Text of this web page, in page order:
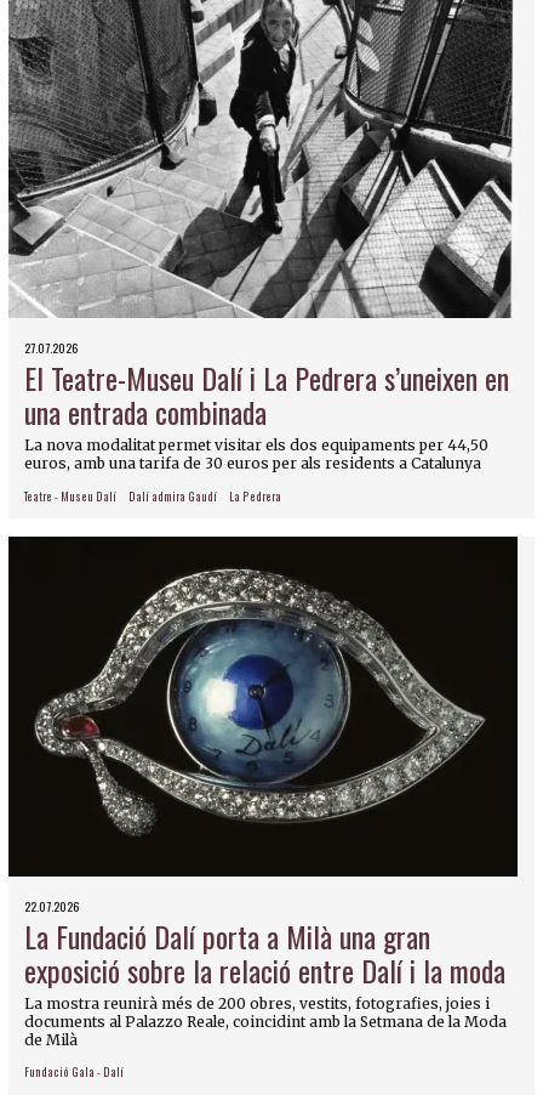
27.07.2026
El Teatre-Museu Dalí i La Pedrera s’uneixen en
una entrada combinada
La nova modalitat permet visitar els dos equipaments per 44,50
euros, amb una tarifa de 30 euros per als residents a Catalunya
Teatre - Museu Dalí Dalí admira Gaudí La Pedrera
22.07.2026
La Fundació Dalí porta a Milà una gran
exposició sobre la relació entre Dalí i la moda
La mostra reunirà més de 200 obres, vestits, fotografies, joies i
documents al Palazzo Reale, coincidint amb la Setmana de la Moda
de Milà
Fundació Gala - Dalí